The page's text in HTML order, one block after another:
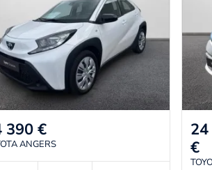
390€
ANGERS
€